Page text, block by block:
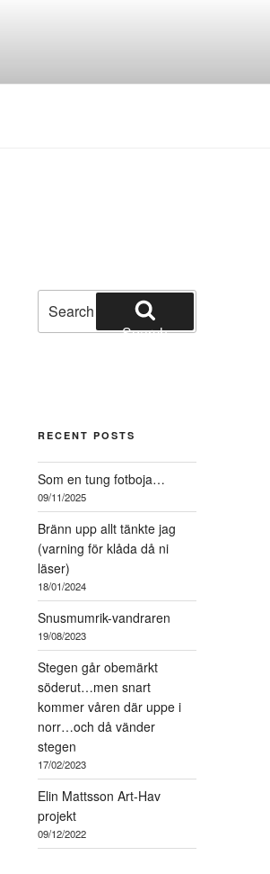
for:
Search
RECENT POSTS
Som en tung fotboja…
09/11/2025
Bränn upp allt tänkte jag
(varning för klåda då ni
läser)
18/01/2024
Snusmumrik-vandraren
19/08/2023
Stegen går obemärkt
söderut…men snart
kommer våren där uppe i
norr…och då vänder
stegen
17/02/2023
Elin Mattsson Art-Hav
projekt
09/12/2022